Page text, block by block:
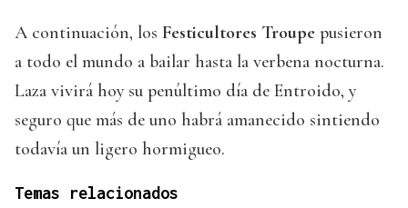
A continuación, los Festicultores Troupe pusieron
a todo el mundo a bailar hasta la verbena nocturna.
Laza vivirá hoy su penúltimo día de Entroido, y
seguro que más de uno habrá amanecido sintiendo
todavía un ligero hormigueo.
Temas relacionados